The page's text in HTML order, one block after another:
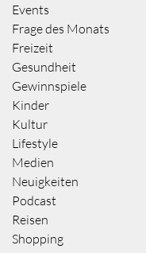
Events
Frage des Monats
Freizeit
Gesundheit
Gewinnspiele
Kinder
Kultur
Lifestyle
Medien
Neuigkeiten
Podcast
Reisen
Shopping